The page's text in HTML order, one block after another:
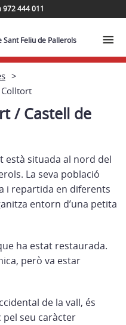
444 011
Feliu de Pallerols
Colltort
/ Castell de
està situada al nord del
La seva població
i repartida en diferents
entorn d’una petita
ha estat restaurada.
però va estar
de la vall, és
seu caràcter